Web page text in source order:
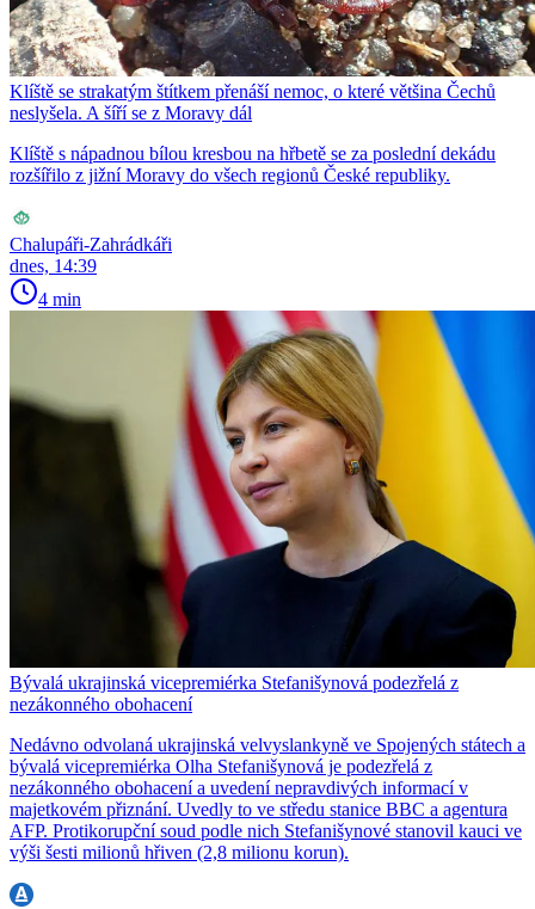
Klíště se strakatým štítkem přenáší nemoc, o které většina Čechů
neslyšela. A šíří se z Moravy dál
Klíště s nápadnou bílou kresbou na hřbetě se za poslední dekádu
rozšířilo z jižní Moravy do všech regionů České republiky.
Chalupáři-Zahrádkáři
dnes, 14:39
4 min
Bývalá ukrajinská vicepremiérka Stefanišynová podezřelá z
nezákonného obohacení
Nedávno odvolaná ukrajinská velvyslankyně ve Spojených státech a
bývalá vicepremiérka Olha Stefanišynová je podezřelá z
nezákonného obohacení a uvedení nepravdivých informací v
majetkovém přiznání. Uvedly to ve středu stanice BBC a agentura
AFP. Protikorupční soud podle nich Stefanišynové stanovil kauci ve
výši šesti milionů hřiven (2,8 milionu korun).